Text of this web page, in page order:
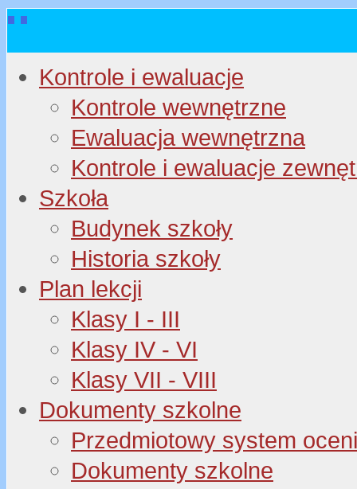
Kontrole i ewaluacje
Kontrole wewnętrzne
Ewaluacja wewnętrzna
Kontrole i ewaluacje
Szkoła
Budynek szkoły
Historia szkoły
Plan lekcji
Klasy I - III
Klasy IV - VI
Klasy VII - VIII
Dokumenty szkolne
Przedmiotowy system
Dokumenty szkolne